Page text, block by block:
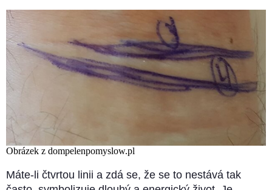
Obrázek z dompelenpomyslow.pl
Máte-li čtvrtou linii a zdá se, že se to nestává tak